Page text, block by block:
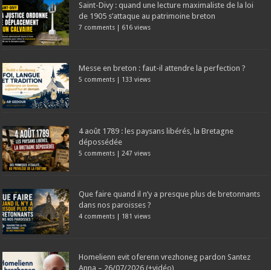
Saint-Divy : quand une lecture maximaliste de la loi
de 1905 s’attaque au patrimoine breton
7 comments | 616 views
Messe en breton : faut-il attendre la perfection ?
5 comments | 133 views
4 août 1789 : les paysans libérés, la Bretagne
dépossédée
5 comments | 247 views
Que faire quand il n’y a presque plus de bretonnants
dans nos paroisses ?
4 comments | 181 views
Homelienn evit oferenn vrezhoneg pardon Santez
Anna – 26/07/2026 (+vidéo)